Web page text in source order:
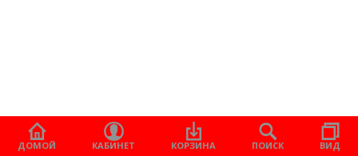
ДОМОЙ КАБИНЕТ КОРЗИНА ПОИСК ВИД